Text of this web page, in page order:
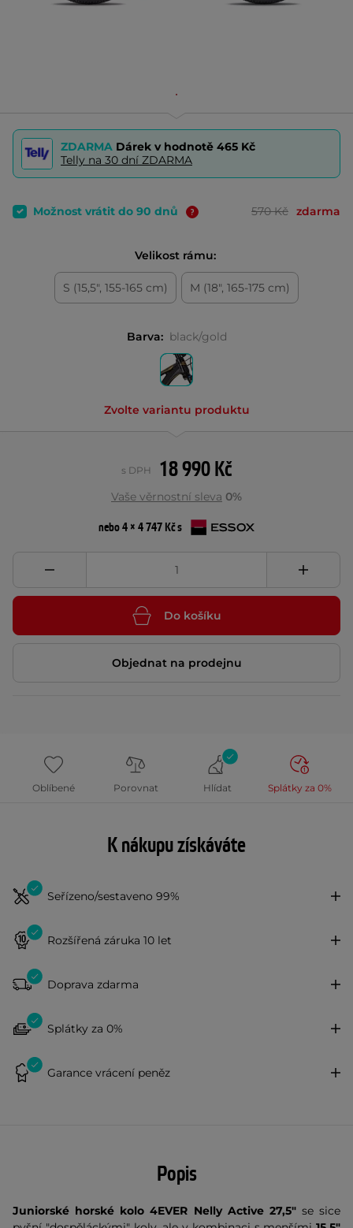
ZDARMA Dárek v hodnotě 465 Kč
Telly na 30 dní ZDARMA
Možnost vrátit do 90 dnů 570 Kč zdarma
Velikost rámu:
S (15,5", 155-165 cm) M (18", 165-175 cm)
Barva: black/gold
Zvolte variantu produktu
18 990 Kč
s DPH
Vaše věrnostní sleva 0%
nebo 4 × 4 747 Kč s
Do košíku
Objednat na prodejnu
Oblíbené Porovnat Hlídat Splátky za 0%
K nákupu získáváte
Seřízeno/sestaveno 99%
Rozšířená záruka 10 let
Doprava zdarma
Splátky za 0%
Garance vrácení peněz
Popis
Juniorské horské kolo 4EVER Nelly Active 27,5" se sice